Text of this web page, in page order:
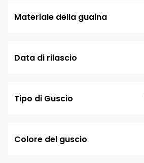
Materiale della guaina
Data di rilascio
Tipo di Guscio
Colore del guscio